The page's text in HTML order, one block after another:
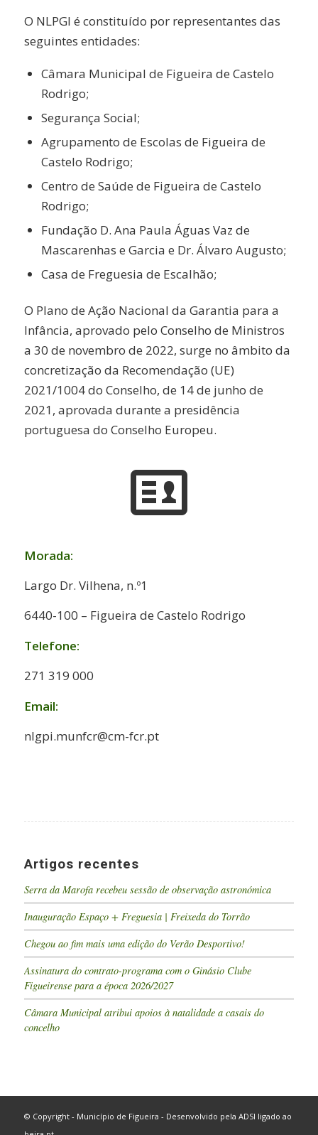
O NLPGI é constituído por representantes das
seguintes entidades:
Câmara Municipal de Figueira de Castelo
Rodrigo;
Segurança Social;
Agrupamento de Escolas de Figueira de
Castelo Rodrigo;
Centro de Saúde de Figueira de Castelo
Rodrigo;
Fundação D. Ana Paula Águas Vaz de
Mascarenhas e Garcia e Dr. Álvaro Augusto;
Casa de Freguesia de Escalhão;
O Plano de Ação Nacional da Garantia para a
Infância, aprovado pelo Conselho de Ministros
a 30 de novembro de 2022, surge no âmbito da
concretização da Recomendação (UE)
2021/1004 do Conselho, de 14 de junho de
2021, aprovada durante a presidência
portuguesa do Conselho Europeu.
Morada:
Largo Dr. Vilhena, n.º1
6440-100 – Figueira de Castelo Rodrigo
Telefone:
271 319 000
Email:
nlgpi.munfcr@cm-fcr.pt
Artigos recentes
Serra da Marofa recebeu sessão de observação astronómica
Inauguração Espaço + Freguesia | Freixeda do Torrão
Chegou ao fim mais uma edição do Verão Desportivo!
Assinatura do contrato-programa com o Ginásio Clube
Figueirense para a época 2026/2027
Câmara Municipal atribui apoios à natalidade a casais do
concelho
© Copyright - Município de Figueira - Desenvolvido pela ADSI ligado ao